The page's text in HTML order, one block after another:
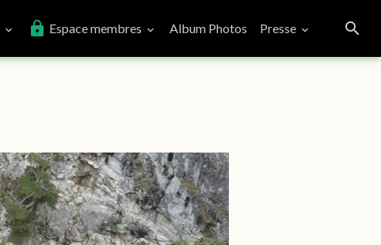
Espace membres Album Photos Presse